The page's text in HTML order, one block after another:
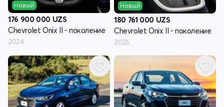
Новый
176 900 000 UZS
Chevrolet Onix II - поколение
2024
Новый
180 761 000 UZS
Chevrolet Onix II - поколение
2025